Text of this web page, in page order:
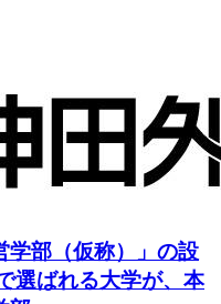
学部（仮称）」の設
選ばれる大学が、本